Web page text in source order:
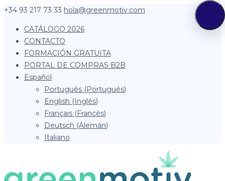
+34 93 217 73 33 hola@greenmotiv.com
CATÁLOGO 2026
CONTACTO
FORMACIÓN GRATUITA
PORTAL DE COMPRAS B2B
Español
Português (Portugués)
English (Inglés)
Français (Francés)
Deutsch (Alemán)
Italiano